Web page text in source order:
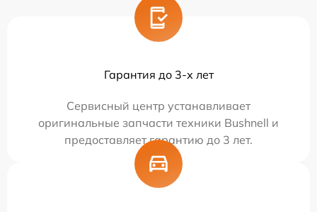
Гарантия до 3-х лет
Сервисный центр устанавливает
оригинальные запчасти техники Bushnell и
предоставляет гарантию до 3 лет.